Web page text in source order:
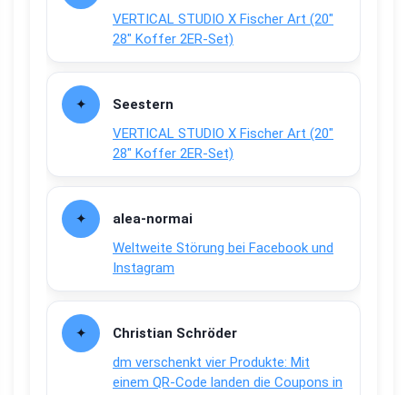
VERTICAL STUDIO X Fischer Art (20″
28″ Koffer 2ER-Set)
Seestern
VERTICAL STUDIO X Fischer Art (20″
28″ Koffer 2ER-Set)
alea-normai
Weltweite Störung bei Facebook und
Instagram
Christian Schröder
dm verschenkt vier Produkte: Mit
einem QR-Code landen die Coupons in